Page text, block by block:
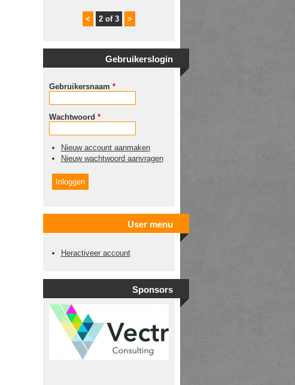
< 2 of 3 >
Gebruikerslogin
Gebruikersnaam *
Wachtwoord *
Nieuw account aanmaken
Nieuw wachtwoord aanvragen
User menu
Heractiveer account
Sponsors